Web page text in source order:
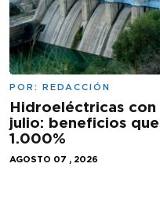
POR: REDACCIÓN
Hidroeléctricas
julio: beneficios
1.000%
AGOSTO 07 , 2026